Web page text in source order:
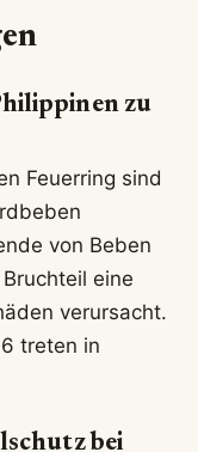
zu
Feuerring sind
von Beben
eine
verursacht.
treten in
bei